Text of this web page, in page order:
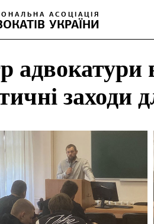
адвокатури
заходи